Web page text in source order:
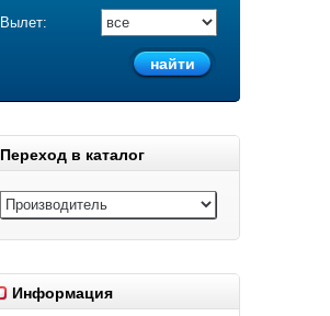
Вылет:
Переход в каталог
Информация